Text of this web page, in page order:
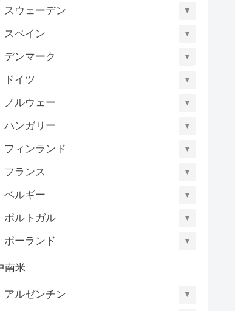
スウェーデン ▼
スペイン ▼
デンマーク ▼
ドイツ ▼
ノルウェー ▼
ハンガリー ▼
フィンランド ▼
フランス ▼
ベルギー ▼
ポルトガル ▼
ポーランド ▼
南米
アルゼンチン ▼